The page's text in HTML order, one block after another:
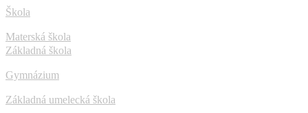
Škola
Materská škola
Základná škola
Gymnázium
Základná umelecká škola